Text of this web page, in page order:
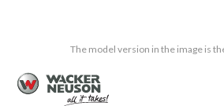
The model version in the image is